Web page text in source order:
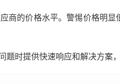
商的价格水平。警惕价格明显
时提供快速响应和解决方案